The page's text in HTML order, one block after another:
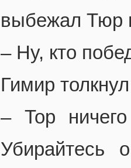
выбежал Тюр
– Ну, кто
Гимир
– Тор
Убирайтесь